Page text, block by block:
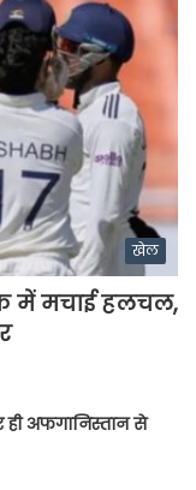
खेल
में मचाई हलचल,
ही अफगानिस्तान से